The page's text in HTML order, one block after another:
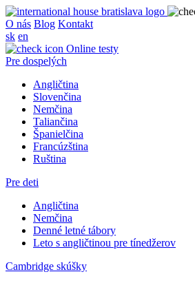
O nás Blog Kontakt
sk en
Online testy
Pre dospelých
Angličtina
Slovenčina
Nemčina
Taliančina
Španielčina
Francúzština
Ruština
Pre deti
Angličtina
Nemčina
Denné letné tábory
Leto s angličtinou pre tínedžerov
Cambridge skúšky